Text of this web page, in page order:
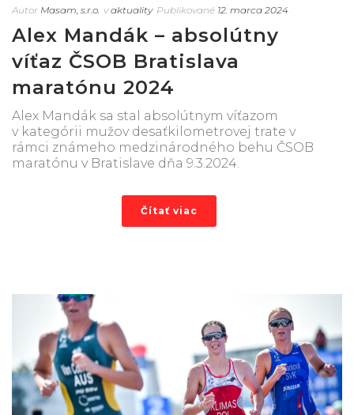
Autor Masam, s.r.o. v aktuality Publikované 12. marca 2024
Alex Mandák – absolútny
víťaz ČSOB Bratislava
maratónu 2024
Alex Mandák sa stal absolútnym víťazom
v kategórii mužov desaťkilometrovej trate v
rámci známeho medzinárodného behu ČSOB
maratónu v Bratislave dňa 9.3.2024.
Čítať viac